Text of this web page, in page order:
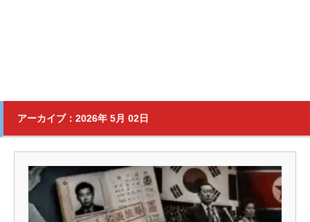
アーカイブ：2026年 5月 02日